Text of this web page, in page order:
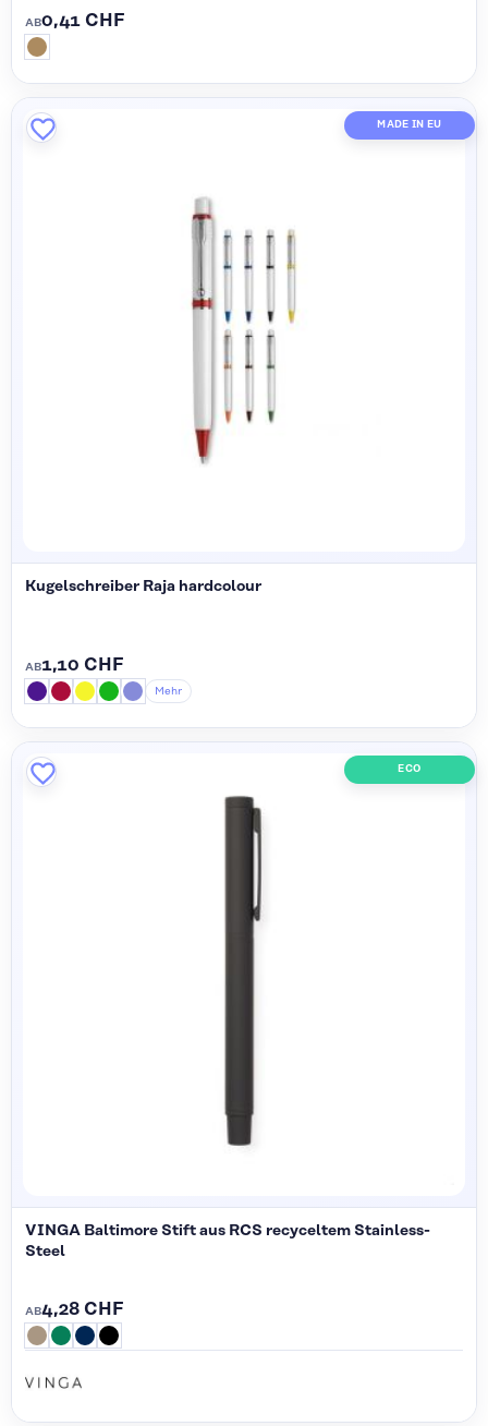
AB0,41 CHF
MADE IN EU
Kugelschreiber Raja hardcolour
Mehr
AB1,10 CHF
ECO
VINGA Baltimore Stift aus RCS recyceltem Stainless-
Steel
AB4,28 CHF